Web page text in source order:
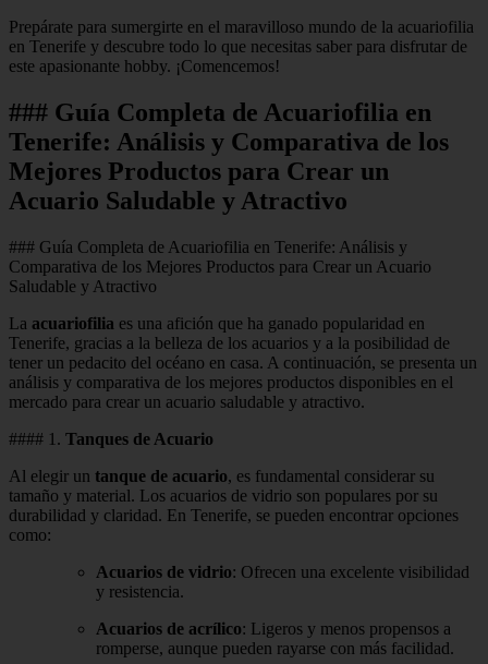
Prepárate para sumergirte en el maravilloso mundo de la acuariofilia
en Tenerife y descubre todo lo que necesitas saber para disfrutar de
este apasionante hobby. ¡Comencemos!
### Guía Completa de Acuariofilia en
Tenerife: Análisis y Comparativa de los
Mejores Productos para Crear un
Acuario Saludable y Atractivo
### Guía Completa de Acuariofilia en Tenerife: Análisis y
Comparativa de los Mejores Productos para Crear un Acuario
Saludable y Atractivo
La acuariofilia es una afición que ha ganado popularidad en
Tenerife, gracias a la belleza de los acuarios y a la posibilidad de
tener un pedacito del océano en casa. A continuación, se presenta un
análisis y comparativa de los mejores productos disponibles en el
mercado para crear un acuario saludable y atractivo.
#### 1. Tanques de Acuario
Al elegir un tanque de acuario, es fundamental considerar su
tamaño y material. Los acuarios de vidrio son populares por su
durabilidad y claridad. En Tenerife, se pueden encontrar opciones
como:
Acuarios de vidrio: Ofrecen una excelente visibilidad
y resistencia.
Acuarios de acrílico: Ligeros y menos propensos a
romperse, aunque pueden rayarse con más facilidad.